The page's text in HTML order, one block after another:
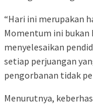
“Hari ini merupakan
Momentum ini
menyelesaikan
setiap perjuangan
pengorbanan tidak
Menurutnya,